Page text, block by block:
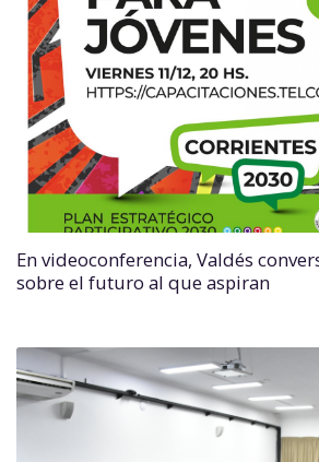
En videoconferencia, Valdés
sobre el futuro al que aspiran